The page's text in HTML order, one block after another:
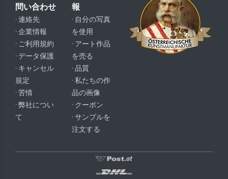
問い合わせ
· 連絡先
· 企業情報
· ご利用規約
· データ保護
· キャンセル
規定
· 苦情
· 弊社につい
て
報
· 自分の写真
を使用
· アート作品
を売る
· 品質
· 私たちの作
品の画像
· クーポン
· サンプルを
注文する